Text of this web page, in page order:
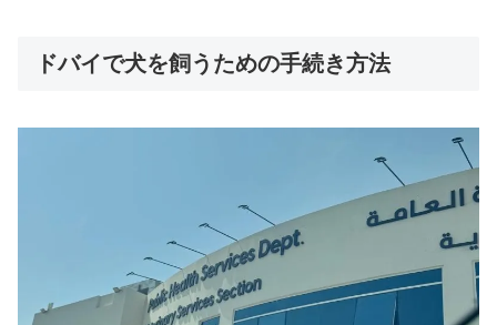
ドバイで犬を飼うための手続き方法